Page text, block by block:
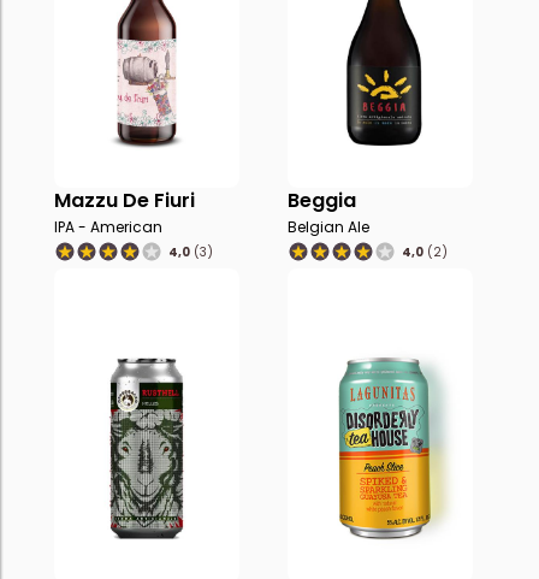
Mazzu De Fiuri
IPA - American
4,0 (3)
Beggia
Belgian Ale
4,0 (2)